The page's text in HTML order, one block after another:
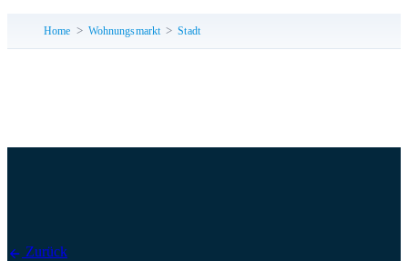
Home Wohnungsmarkt Stadt
Zurück